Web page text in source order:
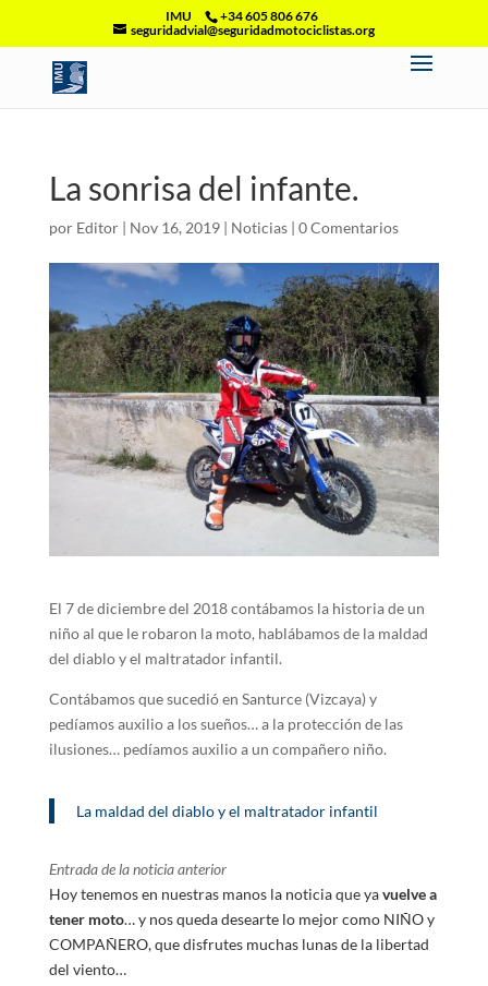
IMU
+34 605 806 676
seguridadvial@seguridadmotociclistas.org
La sonrisa del infante.
por Editor| Nov 16, 2019| Noticias| 0 Comentarios
El 7 de diciembre del 2018 contábamos la historia de un
niño al que le robaron la moto, hablábamos de la maldad
del diablo y el maltratador infantil.
Contábamos que sucedió en Santurce (Vizcaya) y
pedíamos auxilio a los sueños… a la protección de las
ilusiones… pedíamos auxilio a un compañero niño.
La maldad del diablo y el maltratador infantil
Entrada de la noticia anterior
Hoy tenemos en nuestras manos la noticia que yavuelve a
tener moto… y nos queda desearte lo mejor como NIÑO y
COMPAÑERO, que disfrutes muchas lunas de la libertad
del viento…